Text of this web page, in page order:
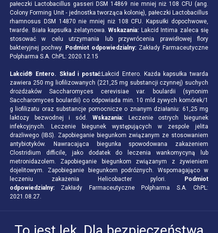
pałeczki Lactobacillus gasseri DSM 14869 nie mniej niż 108 CFU (ang.
Colony Forming Unit - jednostka tworząca kolonię), pałeczki Lactobacillus
rhamnosus DSM 14870 nie mniej niż 108 CFU. Kapsułki dopochwowe,
twarde. Biała kapsułka żelatynowa. Wskazania: Lakcid Intima zaleca się
stosować w celu utrzymania lub przywrócenia prawidłowej flory
bakteryjnej pochwy. Podmiot odpowiedzialny: Zakłady Farmaceutyczne
Polpharma S.A. ChPL: 2020.12.15
Lakcid® Entero. Skład i postać:Lakcid Entero. Każda kapsułka twarda
zawiera 250 mg liofilizowanych (221,25 mg substancji czynnej) suchych
drożdżaków Saccharomyces cerevisiae var. boulardii (synonim
Saccharomyces boulardii) co odpowiada min. 10 mld żywych komórek/1
g liofilizatu oraz substancje pomocnicze o znanym działaniu: 61,25 mg
laktozy bezwodnej i sód. Wskazania:Leczenie ostrych biegunek
infekcyjnych. Leczenie biegunek występujących w zespole jelita
drażliwego (IBS). Zapobieganie biegunkom związanym ze stosowaniem
antybiotyków. Nawracająca biegunka spowodowana zakażeniem
Clostridium difficile, jako dodatek do leczenia wankomycyną lub
metronidazolem. Zapobieganie biegunkom związanym z żywieniem
dojelitowym. Zapobieganie biegunkom podróżnych. Wspomagająco w
leczeniu zakażenia Helicobacter pylori.
Podmiot
odpowiedzialny: Zakłady Farmaceutyczne Polpharma S.A. ChPL:
2021.08.27.